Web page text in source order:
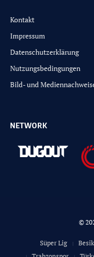
Kontakt
Impressum
Datenschutzerklärung
Nutzungsbedingungen
Bild- und
NETWORK
©
Süper Lig